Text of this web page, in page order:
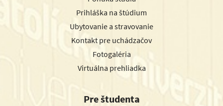
Prihláška na štúdium
Ubytovanie a stravovanie
Kontakt pre uchádzačov
Fotogaléria
Virtuálna prehliadka
Pre študenta